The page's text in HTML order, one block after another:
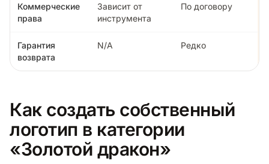
Коммерческие
права
Зависит от
инструмента
По договору
Гарантия
возврата
N/A Редко
Как создать собственный
логотип в категории
«Золотой дракон»